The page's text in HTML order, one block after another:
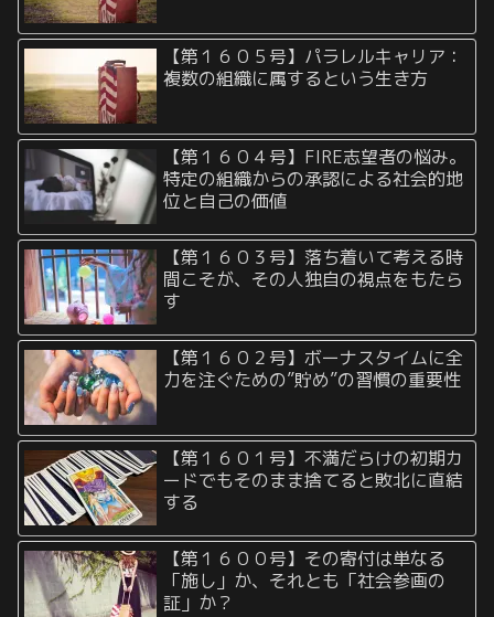
【第１６０５号】パラレルキャリア：
複数の組織に属するという生き方
【第１６０４号】FIRE志望者の悩み。
特定の組織からの承認による社会的地
位と自己の価値
【第１６０３号】落ち着いて考える時
間こそが、その人独自の視点をもたら
す
【第１６０２号】ボーナスタイムに全
力を注ぐための”貯め”の習慣の重要性
【第１６０１号】不満だらけの初期カ
ードでもそのまま捨てると敗北に直結
する
【第１６００号】その寄付は単なる
「施し」か、それとも「社会参画の
証」か？